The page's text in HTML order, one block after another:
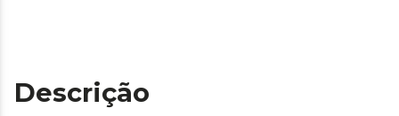
Descrição